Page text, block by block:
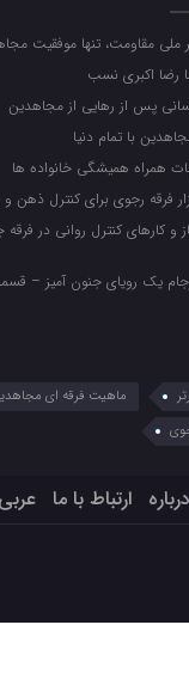
ملی مقاومت، تنها موفقیت
رضا اکبری نسب
پس از رهایی از مجاهدین
با تمام دنیا
همراه همیشگی خانواده ها
فرقه رجوی برای کنترل ذهن
و کارهای کنترل روانی در
یک رویای جنون آمیز –
ماهیت فرقه ای
درباره ارتباط با ما عربي